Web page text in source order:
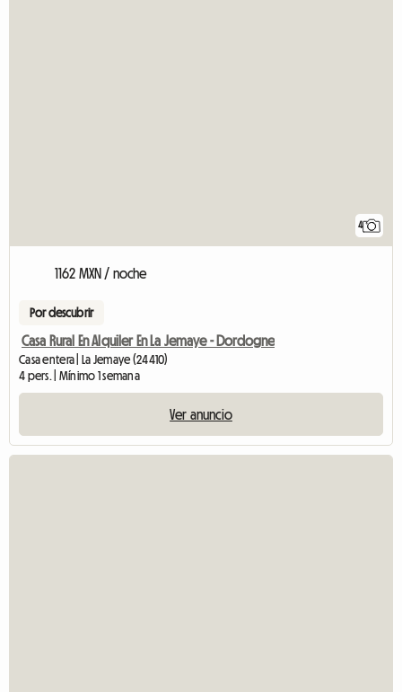
4
1162 MXN / noche
Por descubrir
Casa Rural En Alquiler En La Jemaye - Dordogne
Casa entera | La Jemaye (24410)
4 pers. | Mínimo 1 semana
Ver anuncio